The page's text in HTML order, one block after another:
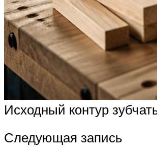
Исходный контур
Следующая запись